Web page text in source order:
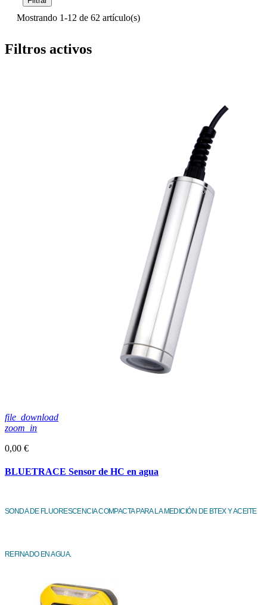
Mostrando 1-12 de 62 artículo(s)
Filtros activos
file_download
zoom_in
0,00 €
BLUETRACE Sensor de HC en agua
SONDA DE FLUORESCENCIA COMPACTA PARA LA MEDICIÓN DE BTEX Y ACEITE
REFINADO EN AGUA.